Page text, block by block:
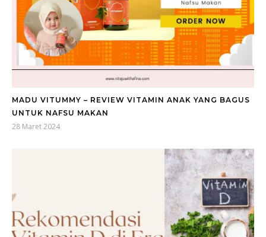
MADU VITUMMY – REVIEW VITAMIN ANAK YANG BAGUS
UNTUK NAFSU MAKAN
28 Maret 2024